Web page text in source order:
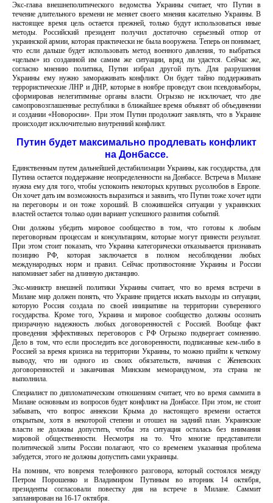
Экс-глава внешнеполитического ведомства Украины считает, что Путин в
течение длительного времени не меняет своего мнения касательно Украины. В
настоящее время цель остается прежней, только будут использоваться иные
методы. Российский президент получил достаточно серьезный отпор от
украинской армии, которая практически не была вооружена. Теперь он понимает,
что если дальше будет использовать метод военного давления, то выбраться
«целым» из созданной им самим же ситуации, вряд ли удастся. Сейчас же,
согласно мнению политика, Путин избрал другой путь. Для разрушения
Украины ему нужно замораживать конфликт. Он будет тайно поддерживать
террористические ЛНР и ДНР, которые в ноябре проведут свои псевдовыборы,
сформировав нелегитимные органы власти. Огрызко не исключает, что две
самопровозглашенные республики в ближайшее время объявят об объединении
и создании «Новоросии». При этом Путин продолжит заявлять, что в Украине
происходит исключительно внутренний конфликт.
Путин будет максимально продлевать конфликт
на Донбассе.
Единственным путем дальнейшей дестабилизации Украины, как государства, для
Путина остается поддержание неопределенности на Донбассе. Встреча в Милане
нужна ему для того, чтобы успокоить некоторых крупных русолюбов в Европе.
Он хочет дать им возможность выразиться и заявить, что Путин тоже хочет идти
на переговоры и он тоже хороший. В сложившейся ситуации у украинских
властей остается только один вариант успешного развития событий.
Они должны убедить мировое сообщество в том, что готовы к любым
переговорным процессам и консультациям, которые могут принести результат.
При этом стоит показать, что Украина категорически отказывается признавать
позицию РФ, которая заключается в полном несоблюдении любых
международных норм и правил. Сейчас противостояние Украины и России
напоминает забег на длинную дистанцию.
Экс-министр внешней политики Украины считает, что во время встречи в
Милане мир должен понять, что Украине придется искать выходы из ситуации,
которую Россия создала по своей инициативе на территории суверенного
государства. Кроме того, Украина и мировое сообщество должны осознать
призрачную надежность любых договоренностей с Россией. Вообще факт
проведения эффективных переговоров с РФ Огрызко подвергает сомнению.
Дело в том, что если проследить все договоренности, подписанные кем-либо в
Россией за время кризиса на территории Украины, то можно прийти к четкому
выводу, что ни одного из своих обязательств, начиная с Женевских
договоренностей и заканчивая Минским меморандумом, эта страна не
выполнила.
Специалист по дипломатическим отношениям считает, что во время саммита в
Милане основным из вопросов будет конфликт на Донбассе. При этом, не стоит
забывать, что вопрос аннексии Крыма до настоящего времени остается
открытым, хотя в некоторой степени и отошел на задний план. Украинские
власти не должны допустить, чтобы эта ситуация осталась без внимания
мировой общественности. Несмотря на то. Что многие представители
политической элиты России полагают, что со временем указанная проблема
забудется, этого не должны допустить сами украинцы.
На помним, что вовремя телефонного разговора, который состоялся между
Петром Порошенко и Владимиром Путиным во вторник 14 октября,
президенты согласовали повестку дня на встрече в Милане. Саммит
запланирован на 16-17 октября.